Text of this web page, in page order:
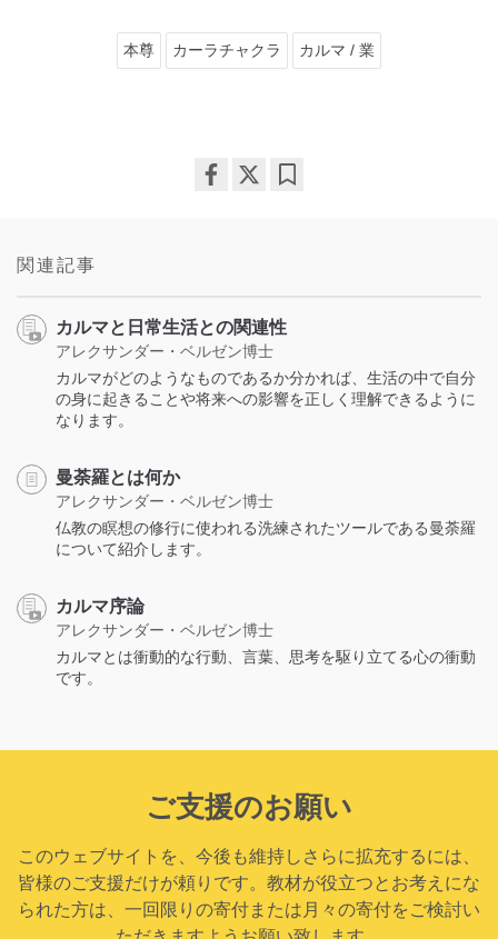
本尊 カーラチャクラ カルマ / 業
関連記事
カルマと日常生活との関連性
アレクサンダー・ベルゼン博士
カルマがどのようなものであるか分かれば、生活の中で自分
の身に起きることや将来への影響を正しく理解できるように
なります。
曼荼羅とは何か
アレクサンダー・ベルゼン博士
仏教の瞑想の修行に使われる洗練されたツールである曼荼羅
について紹介します。
カルマ序論
アレクサンダー・ベルゼン博士
カルマとは衝動的な行動、言葉、思考を駆り立てる心の衝動
です。
ご支援のお願い
このウェブサイトを、今後も維持しさらに拡充するには、
皆様のご支援だけが頼りです。教材が役立つとお考えにな
られた方は、一回限りの寄付または月々の寄付をご検討い